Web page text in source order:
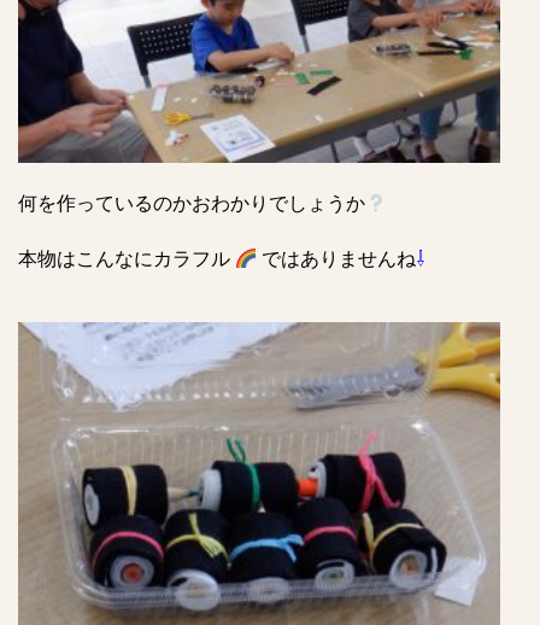
何を作っているのかおわかりでしょうか
本物はこんなにカラフル ではありませんね⇩